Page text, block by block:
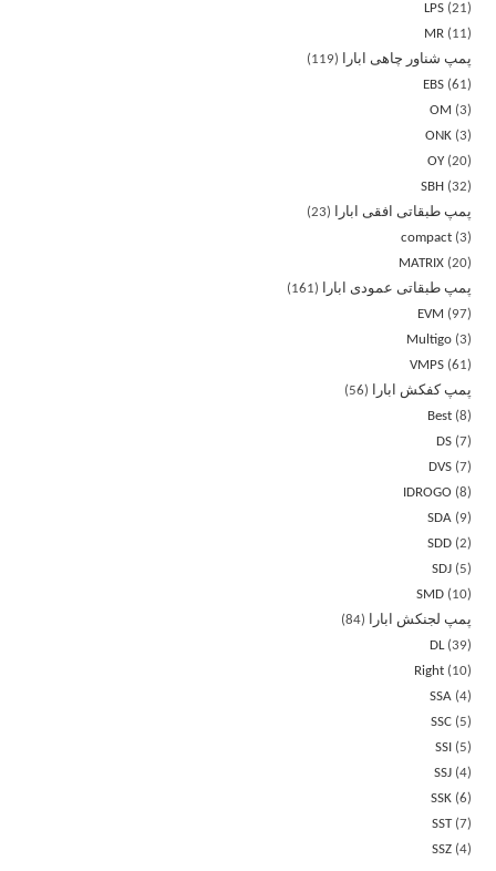
LPS 21
MR
11
پمپ شناور چاهی ابارا
119
EBS 61
OM
3
ONK 3
OY 20
SBH
32
پمپ طبقاتی افقی ابارا
23
compact 3
MATRIX 20
پمپ طبقاتی عمودی ابارا
161
EVM
97
Multigo 3
VMPS 61
پمپ کفکش ابارا
56
Best 8
DS 7
DVS 7
IDROGO
8
SDA
9
SDD 2
SDJ
5
SMD
10
پمپ لجنکش ابارا
84
DL 39
Right
10
SSA 4
SSC
5
SSI
5
SSJ 4
SSK 6
SST 7
SSZ 4